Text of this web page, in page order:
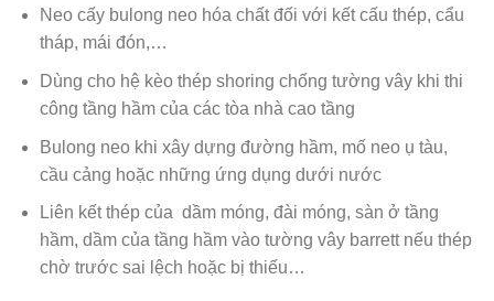
Neo cấy bulong neo hóa chất đối với kết cấu thép, cẩu
tháp, mái đón,…
Dùng cho hệ kèo thép shoring chống tường vây khi thi
công tầng hầm của các tòa nhà cao tầng
Bulong neo khi xây dựng đường hầm, mố neo ụ tàu,
cầu cảng hoặc những ứng dụng dưới nước
Liên kết thép của dầm móng, đài móng, sàn ở tầng
hầm, dầm của tầng hầm vào tường vây barrett nếu thép
chờ trước sai lệch hoặc bị thiếu…